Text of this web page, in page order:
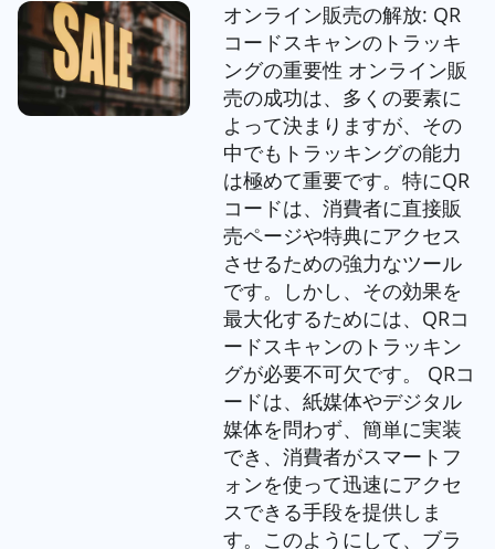
オンライン販売の解放: QR
コードスキャンのトラッキ
ングの重要性 オンライン販
売の成功は、多くの要素に
よって決まりますが、その
中でもトラッキングの能力
は極めて重要です。特にQR
コードは、消費者に直接販
売ページや特典にアクセス
させるための強力なツール
です。しかし、その効果を
最大化するためには、QRコ
ードスキャンのトラッキン
グが必要不可欠です。 QRコ
ードは、紙媒体やデジタル
媒体を問わず、簡単に実装
でき、消費者がスマートフ
ォンを使って迅速にアクセ
スできる手段を提供しま
す。このようにして、ブラ